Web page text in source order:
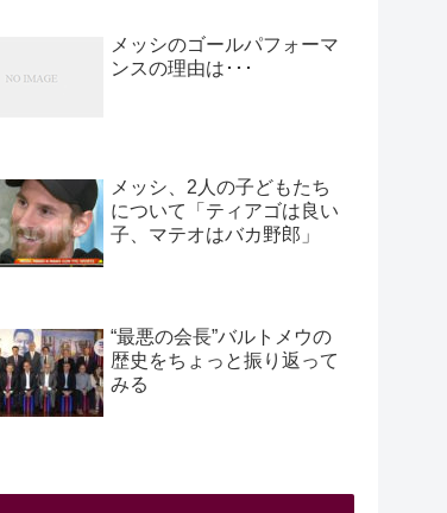
メッシのゴールパフォーマ
ンスの理由は･･･
メッシ、2人の子どもたち
について「ティアゴは良い
子、マテオはバカ野郎」
“最悪の会長”バルトメウの
歴史をちょっと振り返って
みる